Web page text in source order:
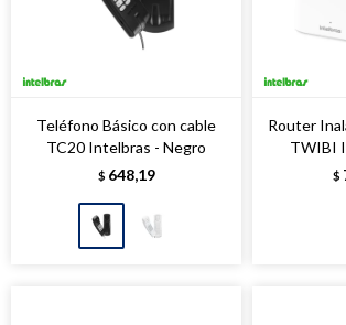
Teléfono Básico con cable
TC20 Intelbras - Negro
$ 648,19
Router
TWIBI
$